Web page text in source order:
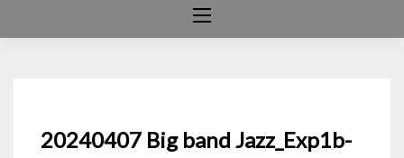
20240407 Big band Jazz_Exp1b-